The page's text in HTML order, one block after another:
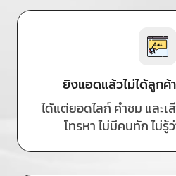
ยิงแอดแล้วไม่ได้ลูกค้
ได้แต่ยอดไลก์ คำชม และ
โทรหา ไม่มีคนทัก ไม่รู้